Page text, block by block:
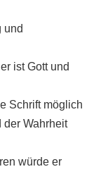
und
ist Gott und
Schrift möglich
der Wahrheit
würde er